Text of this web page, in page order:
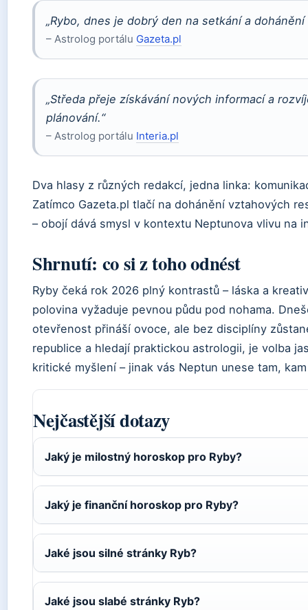
„Rybo, dnes je dobrý den na setkání a
– Astrolog portálu Gazeta.pl
„Středa přeje získávání nových informací a
plánování.“
– Astrolog portálu Interia.pl
Dva hlasy z různých redakcí, jedna linka:
Zatímco Gazeta.pl tlačí na dohánění vztahových
– obojí dává smysl v kontextu Neptunova vlivu na
Shrnutí: co si z toho odnést
Ryby čeká rok 2026 plný kontrastů – láska a
polovina vyžaduje pevnou půdu pod nohama.
otevřenost přináší ovoce, ale bez disciplíny
republice a hledají praktickou astrologii, je volba
kritické myšlení – jinak vás Neptun unese tam,
Nejčastější dotazy
Jaký je milostný horoskop pro Ryby?
Jaký je finanční horoskop pro Ryby?
Jaké jsou silné stránky Ryb?
Jaké jsou slabé stránky Ryb?